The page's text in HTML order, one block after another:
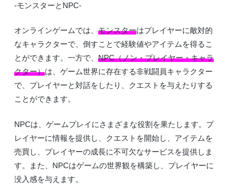
-モンスターとNPC-
オンラインゲームでは、 モンスターはプレイヤーに敵対的
なキャラクターで、倒すことで経験値やアイテムを得るこ
とができます。一方で、 NPC（ノン・プレイヤー・キャラ
クター）は、ゲーム世界に存在する非戦闘員キャラクター
で、プレイヤーと対話をしたり、クエストを与えたりする
ことができます。
NPCは、ゲームプレイにさまざまな役割を果たします。プ
レイヤーに情報を提供し、クエストを開始し、アイテムを
売買し、プレイヤーの成長に不可欠なサービスを提供しま
す。また、NPCはゲームの世界観を構築し、プレイヤーに
没入感を与えます。